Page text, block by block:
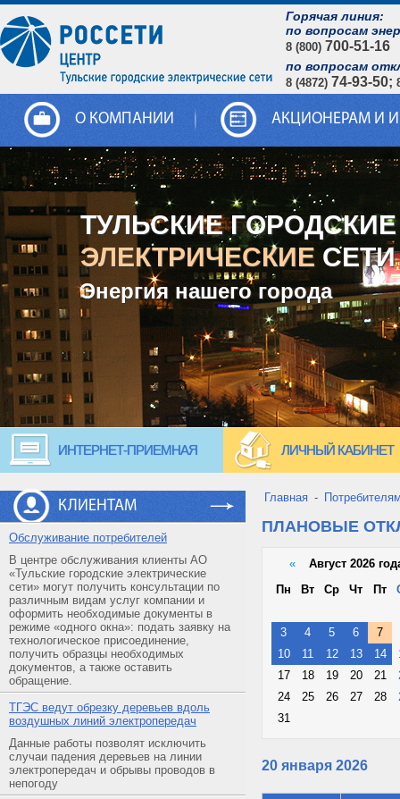
Горячая линия:
по вопросам
8 (800) 700-51-16
по вопросам
8 (4872) 74-93-50;
О КОМПАНИИ АКЦИОНЕРАМ И
ТУЛЬСКИЕ ГОРОДСКИЕ
ЭЛЕКТРИЧЕСКИЕ СЕТИ
Энергия нашего города
ИНТЕРНЕТ-ПРИЕМНАЯ ЛИЧНЫЙ КАБИНЕТ
КЛИЕНТАМ
Обслуживание потребителей
В центре обслуживания клиенты АО
«Тульские городские электрические
сети» могут получить консультации по
различным видам услуг компании и
оформить необходимые документы в
режиме «одного окна»: подать заявку на
технологическое присоединение,
получить образцы необходимых
документов, а также оставить
обращение.
ТГЭС ведут обрезку деревьев вдоль
воздушных линий электропередач
Данные работы позволят исключить
случаи падения деревьев на линии
электропередач и обрывы проводов в
непогоду
Главная -
ПЛАНОВЫЕ
«
Август 2026
Пн
Вт Ср Чт Пт
3 4 5 6
7
10
11 12 13 14
17
18 19 20 21
24
25 26 27 28
31
20 января 2026